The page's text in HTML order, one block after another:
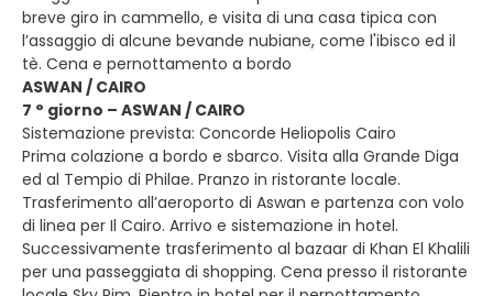
breve giro in cammello, e visita di una casa tipica con
l’assaggio di alcune bevande nubiane, come l'ibisco ed il
tè. Cena e pernottamento a bordo
ASWAN / CAIRO
7 ° giorno – ASWAN / CAIRO
Sistemazione prevista: Concorde Heliopolis Cairo
Prima colazione a bordo e sbarco. Visita alla Grande Diga
ed al Tempio di Philae. Pranzo in ristorante locale.
Trasferimento all’aeroporto di Aswan e partenza con volo
di linea per Il Cairo. Arrivo e sistemazione in hotel.
Successivamente trasferimento al bazaar di Khan El Khalili
per una passeggiata di shopping. Cena presso il ristorante